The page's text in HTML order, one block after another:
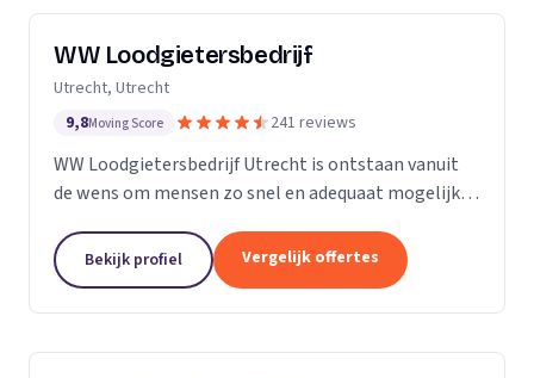
WW Loodgietersbedrijf
Utrecht, Utrecht
9,8Moving Score 241 reviews
WW Loodgietersbedrijf Utrecht is ontstaan vanuit
de wens om mensen zo snel en adequaat mogelijk
hebben we onze diensten uitgebreid om ons ook
bezig...
Bekijk profiel Vergelijk offertes